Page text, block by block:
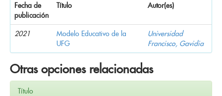
Fecha de
publicación
Título Autor(es)
2021
Modelo Educativo de la
UFG
Universidad
Francisco, Gavidia
Otras opciones relacionadas
Título